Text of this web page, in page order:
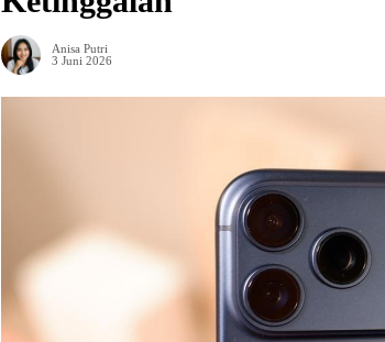
Anisa Putri
3 Juni 2026